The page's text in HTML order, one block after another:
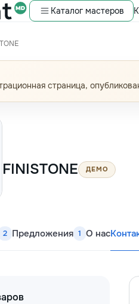
Каталог мастеров
страница,
FINISTONE ДЕМО
2 Предложения 1 О нас